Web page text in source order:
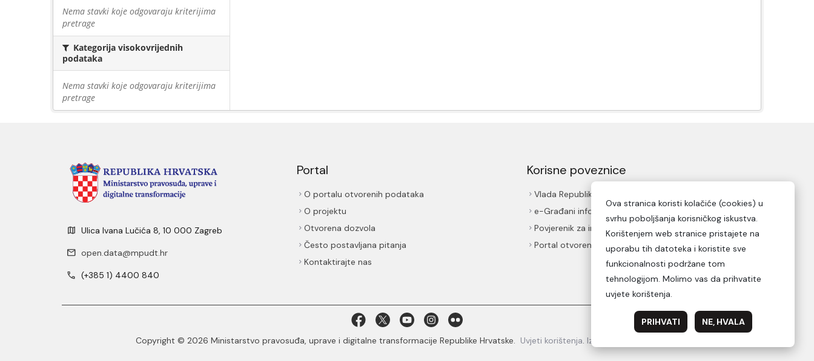
Nema stavki koje odgovaraju kriterijima
pretrage
Kategorija visokovrijednih
podataka
Nema stavki koje odgovaraju kriterijima
pretrage